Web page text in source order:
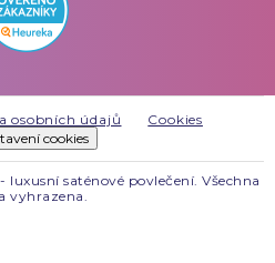
osobních údajů
Cookies
cookies
saténové povlečení. Všechna
vyhrazena.